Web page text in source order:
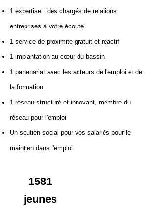
1 expertise : des chargés de relations
entreprises à votre écoute
1 service de proximité gratuit et réactif
1 implantation au cœur du bassin
1 partenariat avec les acteurs de l'emploi et de
la formation
1 réseau structuré et innovant, membre du
réseau pour l'emploi
Un soutien social pour vos salariés pour le
maintien dans l'emploi
1581
jeunes